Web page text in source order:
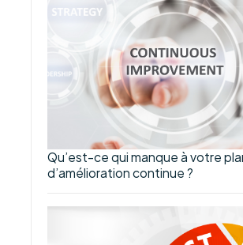
Qu’est-ce qui manque à votre
d’amélioration continue ?